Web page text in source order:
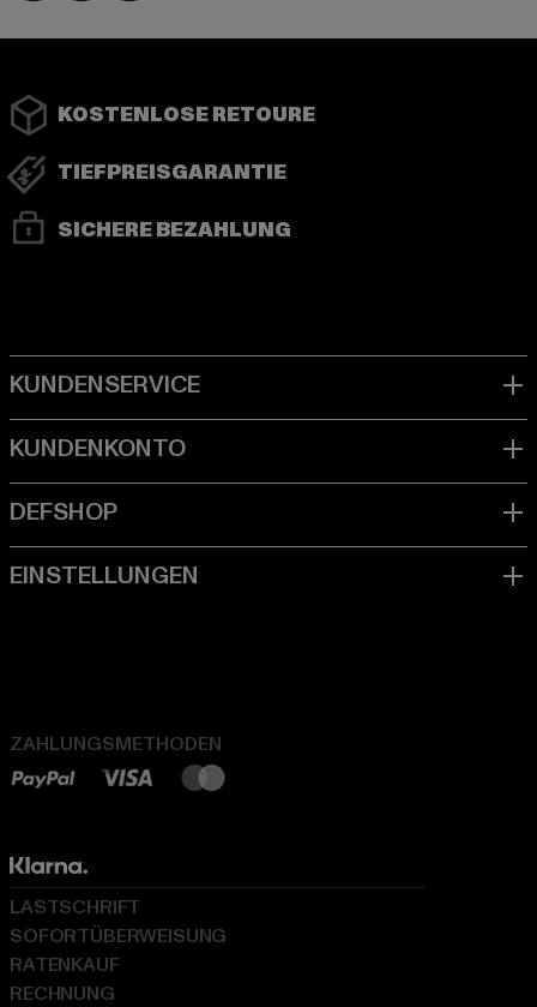
KOSTENLOSE RETOURE
TIEFPREISGARANTIE
SICHERE BEZAHLUNG
ZAHLUNGSMETHODEN
LASTSCHRIFT
SOFORTÜBERWEISUNG
RATENKAUF
RECHNUNG